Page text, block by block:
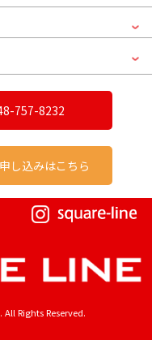
757-8232
し込みはこちら
Rights Reserved.